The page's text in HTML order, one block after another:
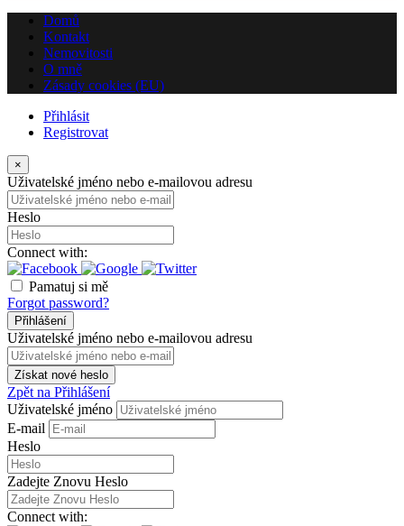
Domů
Kontakt
Nemovitosti
O mně
Zásady cookies (EU)
Přihlásit
Registrovat
×
Uživatelské jméno nebo e-mailovou adresu
Heslo
Connect with:
Pamatuj si mě
Forgot password?
Přihlášení
Uživatelské jméno nebo e-mailovou adresu
Získat nové heslo
Zpět na Přihlášení
Uživatelské jméno
E-mail
Heslo
Zadejte Znovu Heslo
Connect with: